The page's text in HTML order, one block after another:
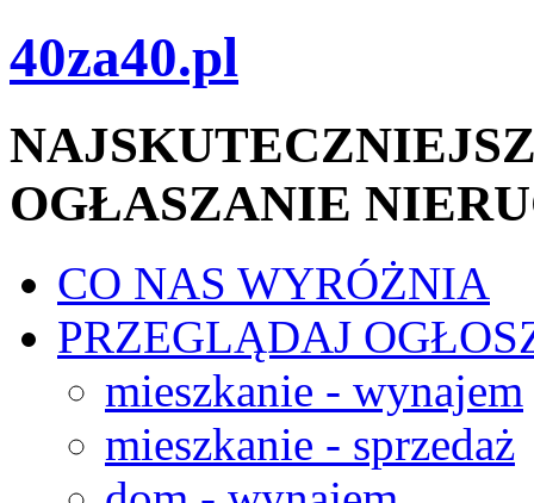
40za40.pl
OGŁASZANIE
CO NAS WYRÓŻNIA
PRZEGLĄDAJ
mieszkanie - wynajem
mieszkanie - sprzedaż